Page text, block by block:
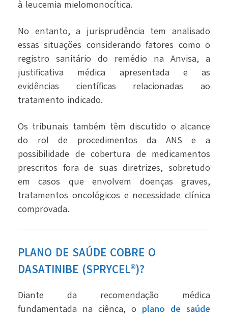
à leucemia mielomonocítica.
No entanto, a jurisprudência tem analisado
essas situações considerando fatores como o
registro sanitário do remédio na Anvisa, a
justificativa médica apresentada e as
evidências científicas relacionadas ao
tratamento indicado.
Os tribunais também têm discutido o alcance
do rol de procedimentos da ANS e a
possibilidade de cobertura de medicamentos
prescritos fora de suas diretrizes, sobretudo
em casos que envolvem doenças graves,
tratamentos oncológicos e necessidade clínica
comprovada.
PLANO DE SAÚDE COBRE O
DASATINIBE (SPRYCEL®)?
Diante da recomendação médica
fundamentada na ciênca, o plano de saúde